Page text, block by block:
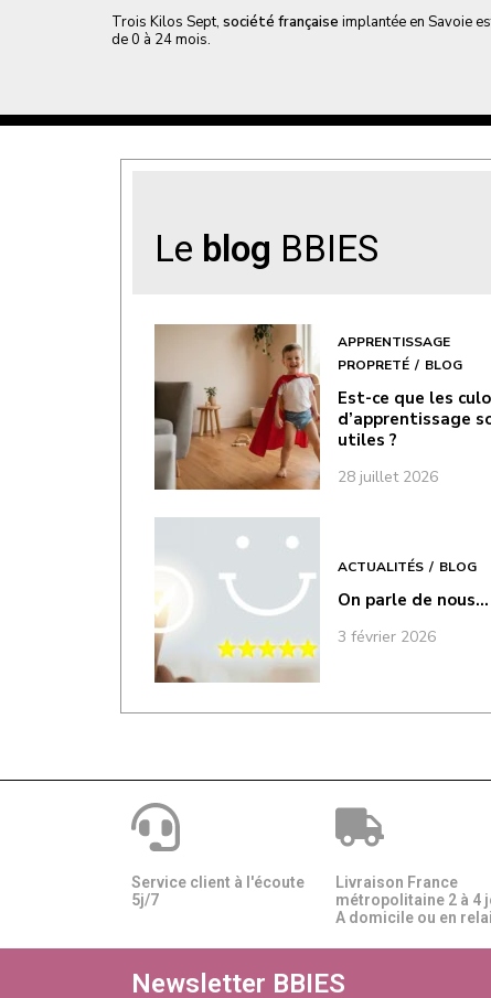
Trois Kilos Sept, société française implantée en Savoie
de 0 à 24 mois.
Le blog BBIES
APPRENTISSAGE
PROPRETÉ
BLOG
Est-ce que les
d’apprentissage
utiles ?
28 juillet 2026
ACTUALITÉS BLOG
On parle de nous…
3 février 2026
Service client à l'écoute
5j/7
Livraison France
métropolitaine 2 à 4
A domicile ou en
Newsletter BBIES